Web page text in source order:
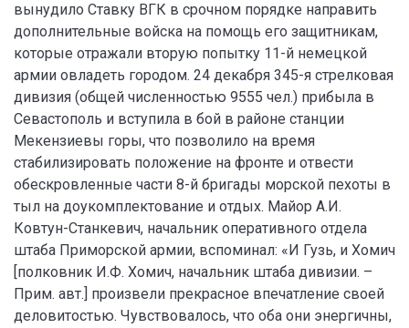
вынудило Ставку ВГК в срочном порядке направить
дополнительные войска на помощь его защитникам,
которые отражали вторую попытку 11-й немецкой
армии овладеть городом. 24 декабря 345-я стрелковая
дивизия (общей численностью 9555 чел.) прибыла в
Севастополь и вступила в бой в районе станции
Мекензиевы горы, что позволило на время
стабилизировать положение на фронте и отвести
обескровленные части 8-й бригады морской пехоты в
тыл на доукомплектование и отдых. Майор А.И.
Ковтун-Станкевич, начальник оперативного отдела
штаба Приморской армии, вспоминал: «И Гузь, и Хомич
[полковник И.Ф. Хомич, начальник штаба дивизии. –
Прим. авт.] произвели прекрасное впечатление своей
деловитостью. Чувствовалось, что оба они энергичны,